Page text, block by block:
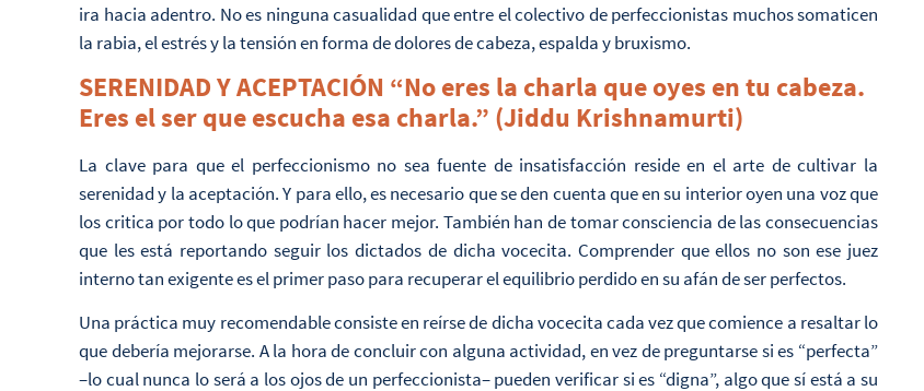
ira hacia adentro. No es ninguna casualidad que entre el colectivo de perfeccionistas muchos somaticen
la rabia, el estrés y la tensión en forma de dolores de cabeza, espalda y bruxismo.
SERENIDAD Y ACEPTACIÓN “No eres la charla que oyes en tu cabeza.
Eres el ser que escucha esa charla.” (Jiddu Krishnamurti)
La clave para que el perfeccionismo no sea fuente de insatisfacción reside en el arte de cultivar la
serenidad y la aceptación. Y para ello, es necesario que se den cuenta que en su interior oyen una voz que
los critica por todo lo que podrían hacer mejor. También han de tomar consciencia de las consecuencias
que les está reportando seguir los dictados de dicha vocecita. Comprender que ellos no son ese juez
interno tan exigente es el primer paso para recuperar el equilibrio perdido en su afán de ser perfectos.
Una práctica muy recomendable consiste en reírse de dicha vocecita cada vez que comience a resaltar lo
que debería mejorarse. A la hora de concluir con alguna actividad, en vez de preguntarse si es “perfecta”
–lo cual nunca lo será a los ojos de un perfeccionista– pueden verificar si es “digna”, algo que sí está a su